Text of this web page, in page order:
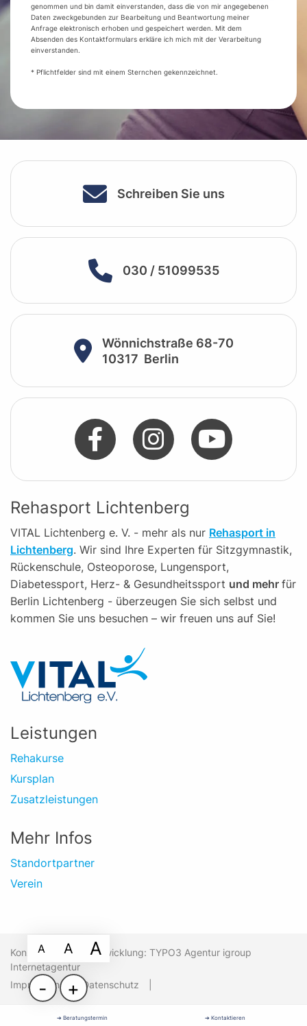
➔ Beratungstermin ➔ Kontaktieren
genommen und bin damit einverstanden, dass die von mir angegebenen
Daten zweckgebunden zur Bearbeitung und Beantwortung meiner
Anfrage elektronisch erhoben und gespeichert werden. Mit dem
Absenden des Kontaktformulars erkläre ich mich mit der Verarbeitung
einverstanden.
* Pflichtfelder sind mit einem Sternchen gekennzeichnet.
Schreiben Sie uns
030 / 51099535
Wönnichstraße 68-70
10317 Berlin
Rehasport Lichtenberg
VITAL Lichtenberg e. V. - mehr als nur Rehasport in
Lichtenberg. Wir sind Ihre Experten für Sitzgymnastik,
Rückenschule, Osteoporose, Lungensport,
Diabetessport, Herz- & Gesundheitssport und mehr für
Berlin Lichtenberg - überzeugen Sie sich selbst und
kommen Sie uns besuchen – wir freuen uns auf Sie!
Leistungen
Rehakurse
Kursplan
Zusatzleistungen
Mehr Infos
Standortpartner
Verein
Konzept und Webentwicklung: TYPO3 Agentur igroup
Internetagentur
Impressum
Datenschutz
A A A
- +